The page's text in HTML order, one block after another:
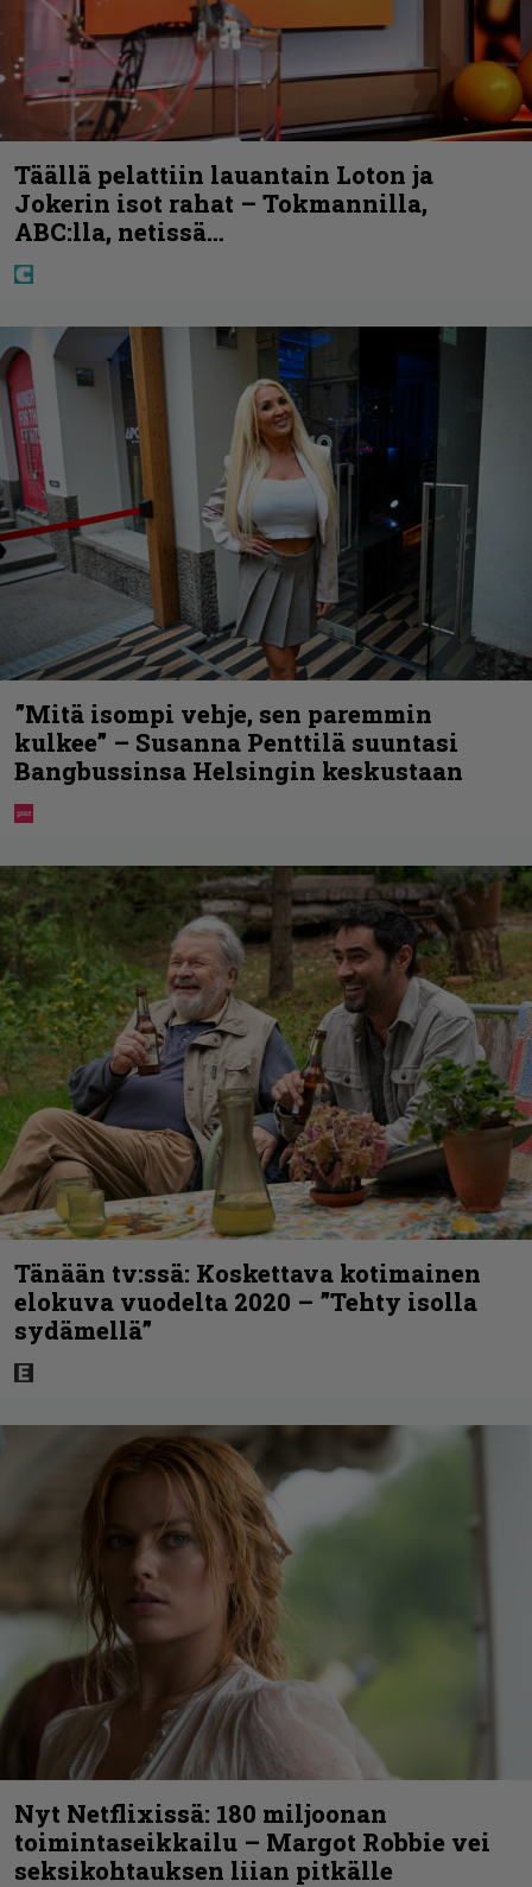
Täällä pelattiin lauantain Loton ja
Jokerin isot rahat – Tokmannilla,
ABC:lla, netissä…
”Mitä isompi vehje, sen paremmin
kulkee” – Susanna Penttilä suuntasi
Bangbussinsa Helsingin keskustaan
Tänään tv:ssä: Koskettava kotimainen
elokuva vuodelta 2020 – ”Tehty isolla
sydämellä”
Nyt Netflixissä: 180 miljoonan
toimintaseikkailu – Margot Robbie vei
seksikohtauksen liian pitkälle